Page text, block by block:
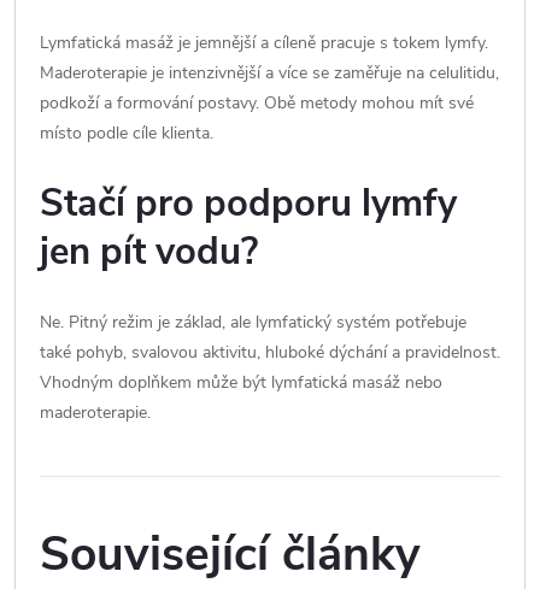
Lymfatická masáž je jemnější a cíleně pracuje s tokem lymfy.
Maderoterapie je intenzivnější a více se zaměřuje na celulitidu,
podkoží a formování postavy. Obě metody mohou mít své
místo podle cíle klienta.
Stačí pro podporu lymfy
jen pít vodu?
Ne. Pitný režim je základ, ale lymfatický systém potřebuje
také pohyb, svalovou aktivitu, hluboké dýchání a pravidelnost.
Vhodným doplňkem může být lymfatická masáž nebo
maderoterapie.
Související články